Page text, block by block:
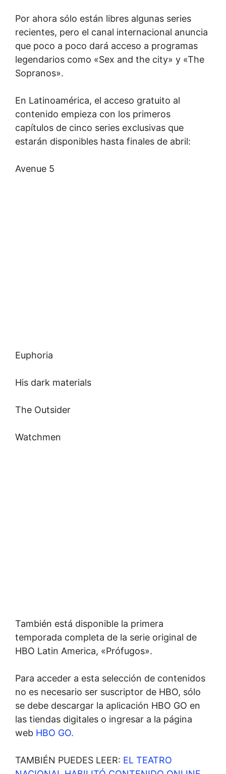
Por ahora sólo están libres algunas series
recientes, pero el canal internacional anuncia
que poco a poco dará acceso a programas
legendarios como «Sex and the city» y «The
Sopranos».
En Latinoamérica, el acceso gratuito al
contenido empieza con los primeros
capítulos de cinco series exclusivas que
estarán disponibles hasta finales de abril:
Avenue 5
Euphoria
His dark materials
The Outsider
Watchmen
También está disponible la primera
temporada completa de la serie original de
HBO Latin America, «Prófugos».
Para acceder a esta selección de contenidos
no es necesario ser suscriptor de HBO, sólo
se debe descargar la aplicación HBO GO en
las tiendas digitales o ingresar a la página
web HBO GO.
TAMBIÉN PUEDES LEER: EL TEATRO